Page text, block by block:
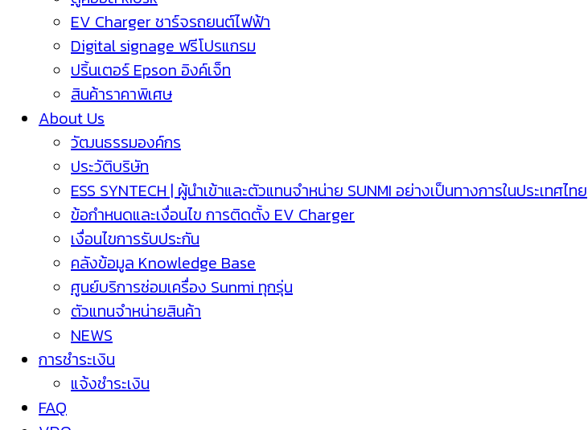
EV Charger ชาร์จรถยนต์ไฟฟ้า
Digital signage ฟรีโปรแกรม
ปริ้นเตอร์ Epson อิงค์เจ็ท
สินค้าราคาพิเศษ
About Us
วัฒนธรรมองค์กร
ประวัติบริษัท
ESS SYNTECH | ผู้นำเข้าและตัวแทนจำหน่าย SUNMI อย่างเป็นทางการในประเทศไทย
ข้อกำหนดและเงื่อนไข การติดตั้ง EV Charger
เงื่อนไขการรับประกัน
คลังข้อมูล Knowledge Base
ศูนย์บริการซ่อมเครื่อง Sunmi ทุกรุ่น
ตัวแทนจำหน่ายสินค้า
NEWS
การชำระเงิน
แจ้งชำระเงิน
FAQ